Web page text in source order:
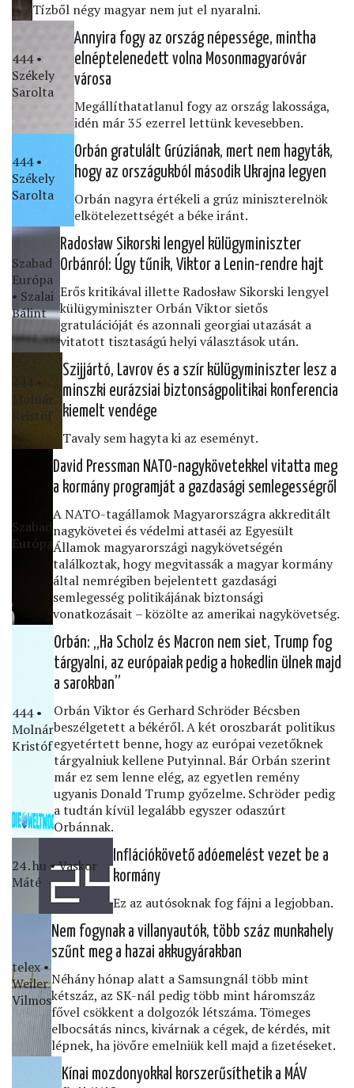
Tízből négy magyar nem jut el nyaralni.
444 •
Székely
Sarolta
Annyira fogy az ország népessége, mintha
elnéptelenedett volna Mosonmagyaróvár
városa
Megállíthatatlanul fogy az ország lakossága,
idén már 35 ezerrel lettünk kevesebben.
444 •
Székely
Sarolta
Orbán gratulált Grúziának, mert nem hagyták,
hogy az országukból második Ukrajna legyen
Orbán nagyra értékeli a grúz miniszterelnök
elkötelezettségét a béke iránt.
Szabad
Európa
• Szalai
Bálint
Radosław Sikorski lengyel külügyminiszter
Orbánról: Úgy tűnik, Viktor a Lenin-rendre hajt
Erős kritikával illette Radosław Sikorski lengyel
külügyminiszter Orbán Viktor sietős
gratulációját és azonnali georgiai utazását a
vitatott tisztaságú helyi választások után.
444 •
Molnár
Kristóf
Szijjártó, Lavrov és a szír külügyminiszter lesz a
minszki eurázsiai biztonságpolitikai konferencia
kiemelt vendége
Tavaly sem hagyta ki az eseményt.
Szabad
Európa
David Pressman NATO-nagykövetekkel vitatta meg
a kormány programját a gazdasági semlegességről
A NATO-tagállamok Magyarországra akkreditált
nagykövetei és védelmi attaséi az Egyesült
Államok magyarországi nagykövetségén
találkoztak, hogy megvitassák a magyar kormány
által nemrégiben bejelentett gazdasági
semlegesség politikájának biztonsági
vonatkozásait – közölte az amerikai nagykövetség.
444 •
Molnár
Kristóf
Orbán: „Ha Scholz és Macron nem siet, Trump fog
tárgyalni, az európaiak pedig a hokedlin ülnek majd
a sarokban”
Orbán Viktor és Gerhard Schröder Bécsben
beszélgetett a békéről. A két oroszbarát politikus
egyetértett benne, hogy az európai vezetőknek
tárgyalniuk kellene Putyinnal. Bár Orbán szerint
már ez sem lenne elég, az egyetlen remény
ugyanis Donald Trump győzelme. Schröder pedig
a tudtán kívül legalább egyszer odaszúrt
Orbánnak.
24․hu • Vaskor
Máté
Inﬂációkövető adóemelést vezet be a
kormány
Ez az autósoknak fog fájni a legjobban.
telex •
Weiler
Vilmos
Nem fogynak a villanyautók, több száz munkahely
szűnt meg a hazai akkugyárakban
Néhány hónap alatt a Samsungnál több mint
kétszáz, az SK-nál pedig több mint háromszáz
fővel csökkent a dolgozók létszáma. Tömeges
elbocsátás nincs, kivárnak a cégek, de kérdés, mit
lépnek, ha jövőre emelniük kell majd a ﬁzetéseket.
Kínai mozdonyokkal korszerűsíthetik a MÁV